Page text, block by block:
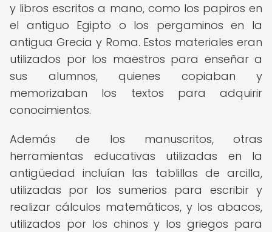
y libros escritos a mano, como los papiros en
el antiguo Egipto o los pergaminos en la
antigua Grecia y Roma. Estos materiales eran
utilizados por los maestros para enseñar a
sus alumnos, quienes copiaban y
memorizaban los textos para adquirir
conocimientos.
Además de los manuscritos, otras
herramientas educativas utilizadas en la
antigüedad incluían las tablillas de arcilla,
utilizadas por los sumerios para escribir y
realizar cálculos matemáticos, y los abacos,
utilizados por los chinos y los griegos para